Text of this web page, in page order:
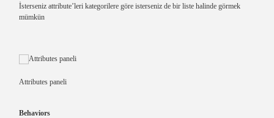
İsterseniz attribute’leri kategorilere göre isterseniz de bir liste halinde görmek
mümkün
Attributes paneli
Behaviors